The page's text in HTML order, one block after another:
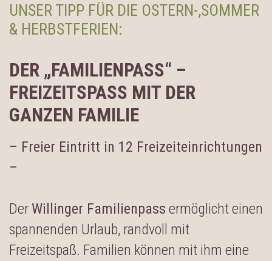
UNSER TIPP FÜR DIE OSTERN-,SOMMER
& HERBSTFERIEN:
DER „FAMILIENPASS“ –
FREIZEITSPASS MIT DER G
ANZEN FAMILIE
– Freier Eintritt in 12 Freizeiteinrichtungen
–
Der Willinger Familienpass ermöglicht einen
spannenden Urlaub, randvoll mit
Freizeitspaß. Familien können mit ihm eine